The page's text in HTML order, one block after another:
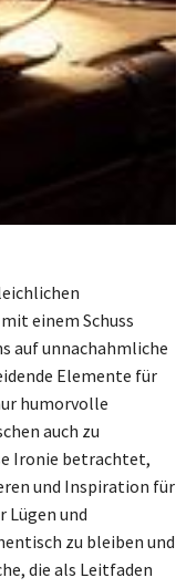
einem Schuss
auf unnachahmliche
Elemente für
humorvolle
auch zu
Ironie betrachtet,
und Inspiration für
Lügen und
zu bleiben und
die als Leitfaden